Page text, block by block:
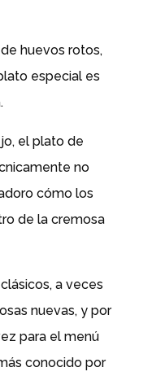
huevos rotos,
especial es
el plato de
no
cómo los
de la cremosa
a veces
nuevas, y por
para el menú
conocido por